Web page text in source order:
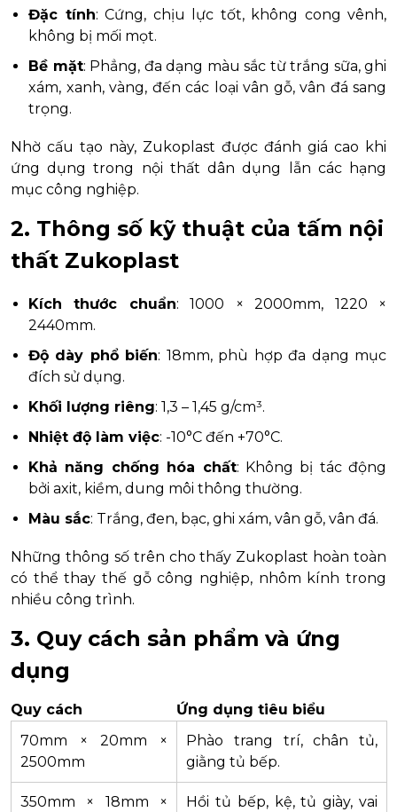
Đặc tính: Cứng, chịu lực tốt, không cong vênh,
không bị mối mọt.
Bề mặt: Phẳng, đa dạng màu sắc từ trắng sữa, ghi
xám, xanh, vàng, đến các loại vân gỗ, vân đá sang
trọng.
Nhờ cấu tạo này, Zukoplast được đánh giá cao khi
ứng dụng trong nội thất dân dụng lẫn các hạng
mục công nghiệp.
2. Thông số kỹ thuật của tấm nội
thất Zukoplast
Kích thước chuẩn: 1000 × 2000mm, 1220 ×
2440mm.
Độ dày phổ biến: 18mm, phù hợp đa dạng mục
đích sử dụng.
Khối lượng riêng: 1,3 – 1,45 g/cm³.
Nhiệt độ làm việc: -10°C đến +70°C.
Khả năng chống hóa chất: Không bị tác động
bởi axit, kiềm, dung môi thông thường.
Màu sắc: Trắng, đen, bạc, ghi xám, vân gỗ, vân đá.
Những thông số trên cho thấy Zukoplast hoàn toàn
có thể thay thế gỗ công nghiệp, nhôm kính trong
nhiều công trình.
3. Quy cách sản phẩm và ứng
dụng
Quy cách
Ứng dụng tiêu biểu
70mm × 20mm ×
2500mm
Phào trang trí, chân tủ,
giằng tủ bếp.
350mm × 18mm ×
Hồi tủ bếp, kệ, tủ giày, vai